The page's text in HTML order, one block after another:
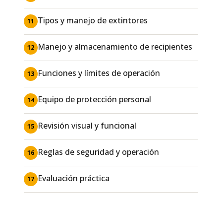
11 Tipos y manejo de extintores
12 Manejo y almacenamiento de recipientes
13 Funciones y límites de operación
14 Equipo de protección personal
15 Revisión visual y funcional
16 Reglas de seguridad y operación
17 Evaluación práctica